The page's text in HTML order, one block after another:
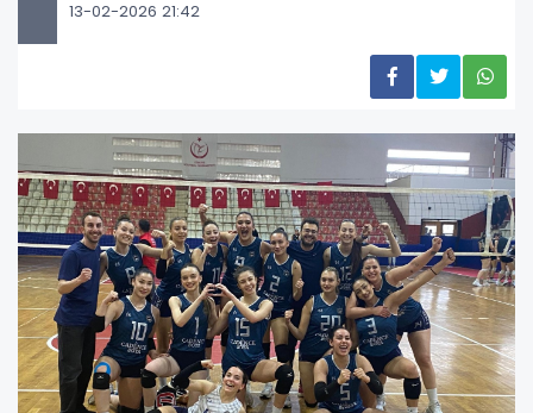
13-02-2026 21:42